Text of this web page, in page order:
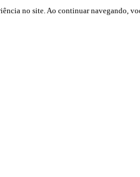
no site. Ao continuar navegando,